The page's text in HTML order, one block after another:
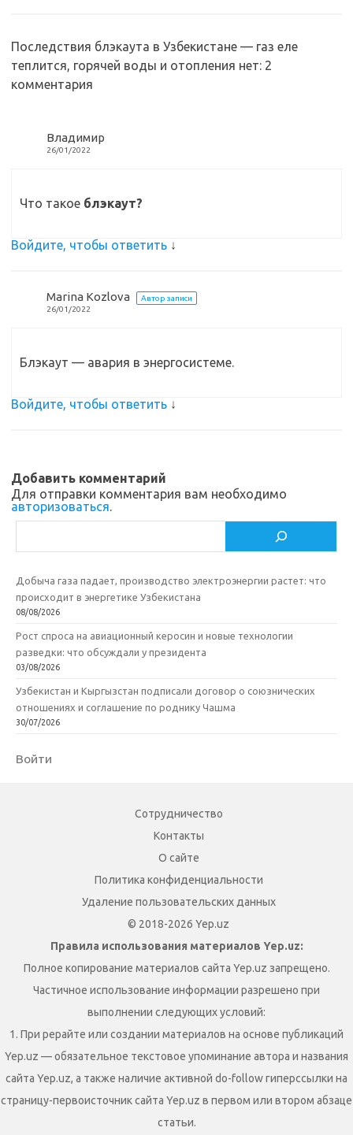
n
i
k
o
k
в
и
т
Последствия блэкаута в Узбекистане — газ еле
теплится, горячей воды и отопления нет: 2
комментария
Владимир
26/01/2022
Что такое блэкаут?
Войдите, чтобы ответить ↓
Marina Kozlova
Автор записи
26/01/2022
Блэкаут — авария в энергосистеме.
Войдите, чтобы ответить ↓
Добавить комментарий
Для отправки комментария вам необходимо
авторизоваться.
Добыча газа падает, производство электроэнергии растет: что
происходит в энергетике Узбекистана
08/08/2026
Рост спроса на авиационный керосин и новые технологии
разведки: что обсуждали у президента
03/08/2026
Узбекистан и Кыргызстан подписали договор о союзнических
отношениях и соглашение по роднику Чашма
30/07/2026
Войти
Сотрудничество
Контакты
О сайте
Политика конфиденциальности
Удаление пользовательских данных
© 2018-2026 Yep.uz
Правила использования материалов Yep.uz:
Полное копирование материалов сайта Yep.uz запрещено.
Частичное использование информации разрешено при
выполнении следующих условий:
1. При рерайте или создании материалов на основе публикаций
Yep.uz — обязательное текстовое упоминание автора и названия
сайта Yep.uz, а также наличие активной do-follow гиперссылки на
страницу-первоисточник сайта Yep.uz в первом или втором абзаце
статьи.